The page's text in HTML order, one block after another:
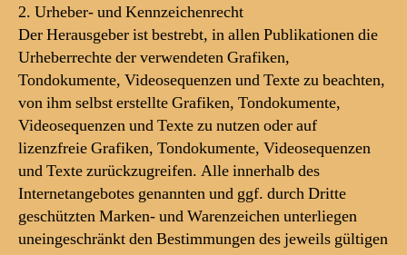
2. Urheber- und Kennzeichenrecht
Der Herausgeber ist bestrebt, in allen Publikationen die
Urheberrechte der verwendeten Grafiken,
Tondokumente, Videosequenzen und Texte zu beachten,
von ihm selbst erstellte Grafiken, Tondokumente,
Videosequenzen und Texte zu nutzen oder auf
lizenzfreie Grafiken, Tondokumente, Videosequenzen
und Texte zurückzugreifen. Alle innerhalb des
Internetangebotes genannten und ggf. durch Dritte
geschützten Marken- und Warenzeichen unterliegen
uneingeschränkt den Bestimmungen des jeweils gültigen